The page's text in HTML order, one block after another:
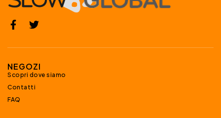
NEGOZI
Scopri dove siamo
Contatti
FAQ